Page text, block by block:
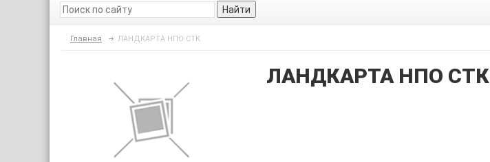
Найти
Главная ЛАНДКАРТА НПО СТК
ЛАНДКАРТА НПО СТК